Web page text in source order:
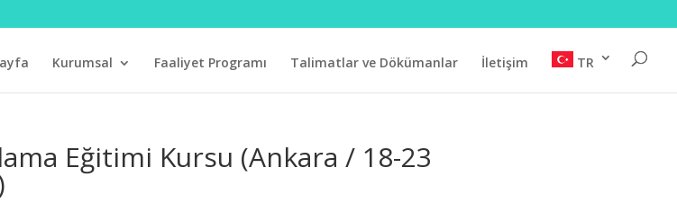
Kurumsal Faaliyet Programı Talimatlar ve Dökümanlar İletişim TR
Eğitimi Kursu (Ankara / 18-23